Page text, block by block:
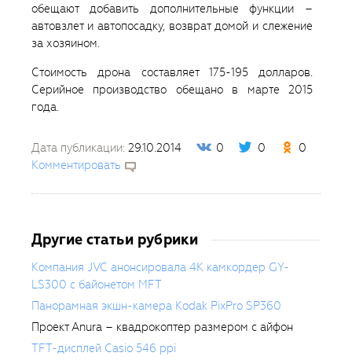
обещают добавить дополнительные функции –
автовзлет и автопосадку, возврат домой и слежение
за хозяином.
Стоимость дрона составляет 175-195 долларов.
Серийное производство обещано в марте 2015
года.
Дата публикации: 29.10.2014 0 0
0
Комментировать
Другие статьи рубрики
Компания JVC анонсировала 4К камкордер GY-
LS300 с байонетом MFT
Панорамная экшн-камера Kodak PixPro SP360
Проект Anura – квадрокоптер размером с айфон
TFT-дисплей Casio 546 ppi